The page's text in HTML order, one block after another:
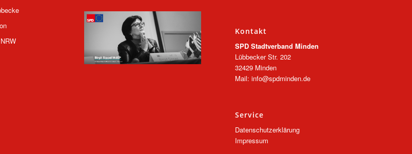
Kontakt
SPD Stadtverband Minden
Lübbecker Str. 202
32429 Minden
Mail: info@spdminden.de
Service
Datenschutzerklärung
Impressum